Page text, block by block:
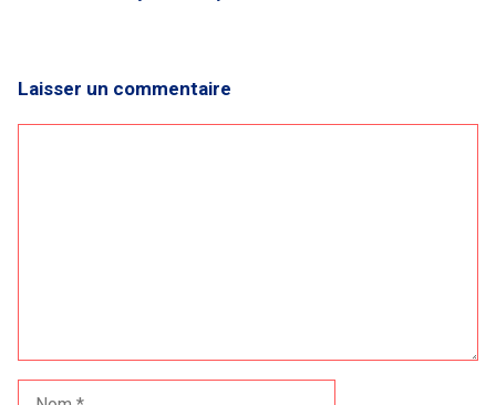
Laisser un commentaire
Nom